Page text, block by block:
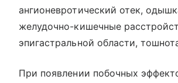
ангионевротический отек,
желудочно-кишечные
эпигастральной области,
При появлении побочных